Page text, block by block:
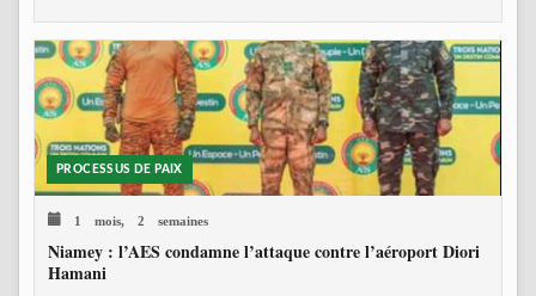
PROCESSUS DE PAIX
1 mois, 2 semaines
Niamey : l’AES condamne l’attaque contre l’aéroport Diori
Hamani